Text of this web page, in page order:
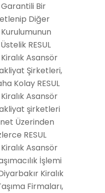
Bir
Diğer
Kurulumunun
RESUL
Asansör
Şirketleri,
Kolay RESUL
Asansör
şirketleri
Üzerinden
RESUL
Asansör
İşlemi
Kiralık
Firmaları,